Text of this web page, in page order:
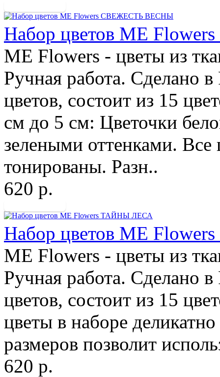
Набор цветов ME
ME Flowers - цветы из
Ручная работа. Сделано
цветов, состоит из 15
см до 5 см: Цветочки
зелеными оттенками. Все
тонированы. Разн..
620 р.
Набор цветов ME
ME Flowers - цветы из
Ручная работа. Сделано
цветов, состоит из 15
цветы в наборе
размеров позволит
620 р.